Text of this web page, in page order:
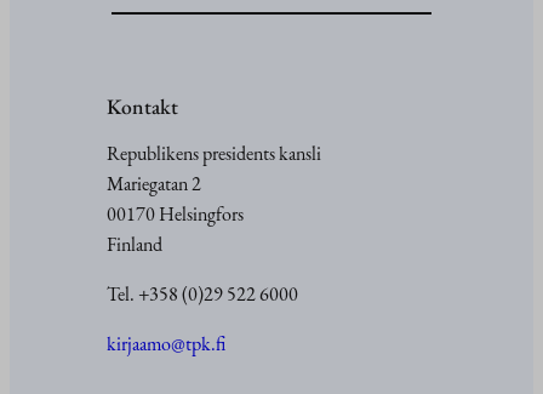
Kontakt
Republikens presidents kansli
Mariegatan 2
00170 Helsingfors
Finland
Tel. +358 (0)29 522 6000
kirjaamo@tpk.fi